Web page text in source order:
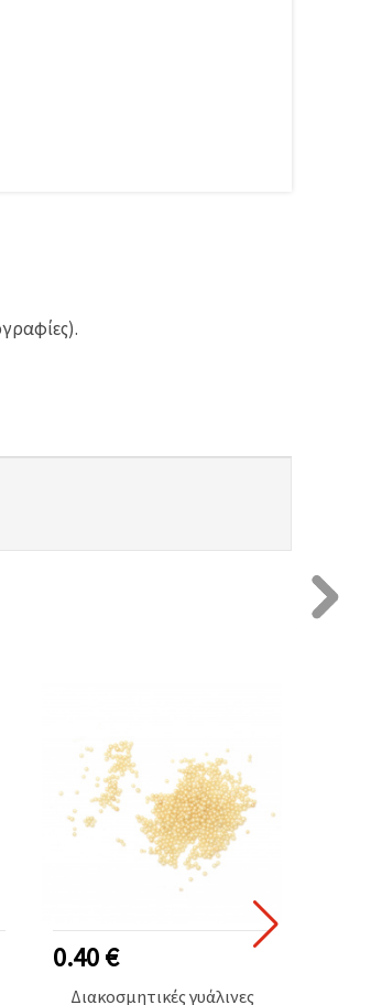
0.40 €
Διακοσμητικές γυάλινες